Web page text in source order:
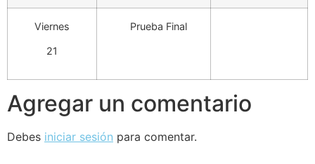
Viernes
21
Prueba Final
Agregar un comentario
Debes iniciar sesión para comentar.